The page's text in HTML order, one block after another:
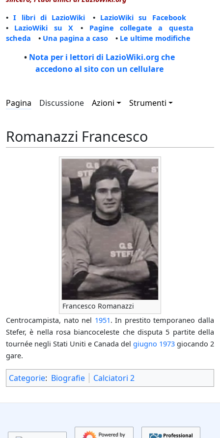
•I libri di LazioWiki • LazioWiki su Facebook
• LazioWiki su X • Pagine collegate a questa
scheda • Una pagina a caso • Le ultime modifiche
• Nota per i lettori di LazioWiki.org che
accedono al sito con un cellulare
Pagina Discussione Azioni Strumenti
Romanazzi Francesco
Francesco Romanazzi
Centrocampista, nato nel 1951. In prestito temporaneo dalla
Stefer, è nella rosa biancoceleste che disputa 5 partite della
tournée negli Stati Uniti e Canada del giugno 1973 giocando 2
gare.
Categorie: Biografie Calciatori 2